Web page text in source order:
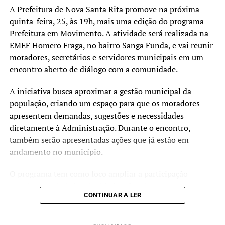
das iniciativas que fazem
parte da transformação
digital que estamos
implementando para
qualificar cada vez mais os
serviços oferecidos aos
canoenses”, afirmou o
prefeito Airton Souza.
Segundo o secretário de Transparência, Controladoria e
base de informações que será utilizada para qualificar o
atendimento prestado à população.
A Prefeitura de Nova Santa Rita promove na próxima
quinta-feira, 25, às 19h, mais uma edição do programa
Prefeitura em Movimento. A atividade será realizada na
EMEF Homero Fraga, no bairro Sanga Funda, e vai reunir
moradores, secretários e servidores municipais em um
encontro aberto de diálogo com a comunidade.
A iniciativa busca aproximar a gestão municipal da
população, criando um espaço para que os moradores
apresentem demandas, sugestões e necessidades
diretamente à Administração. Durante o encontro,
também serão apresentadas ações que já estão em
andamento no município.
popular nas decisões da cidade e fortalecer o
planejamento de ações e investimentos nos bairros, a
CONTINUAR A LER